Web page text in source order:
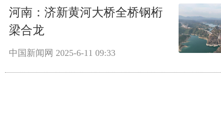
河南：济新黄河大桥全桥钢桁
梁合龙
中国新闻网 2025-6-11 09:33